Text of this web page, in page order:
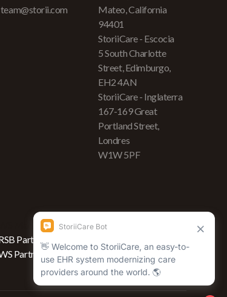
team@storii.com
Mateo, California
94401
StoriiCare - Escocia
5 South Charlotte
Street, Edimburgo,
EH2 4AN
StoriiCare - Inglaterra
167-169 Great
Portland Street,
Londres
W1W 5PF